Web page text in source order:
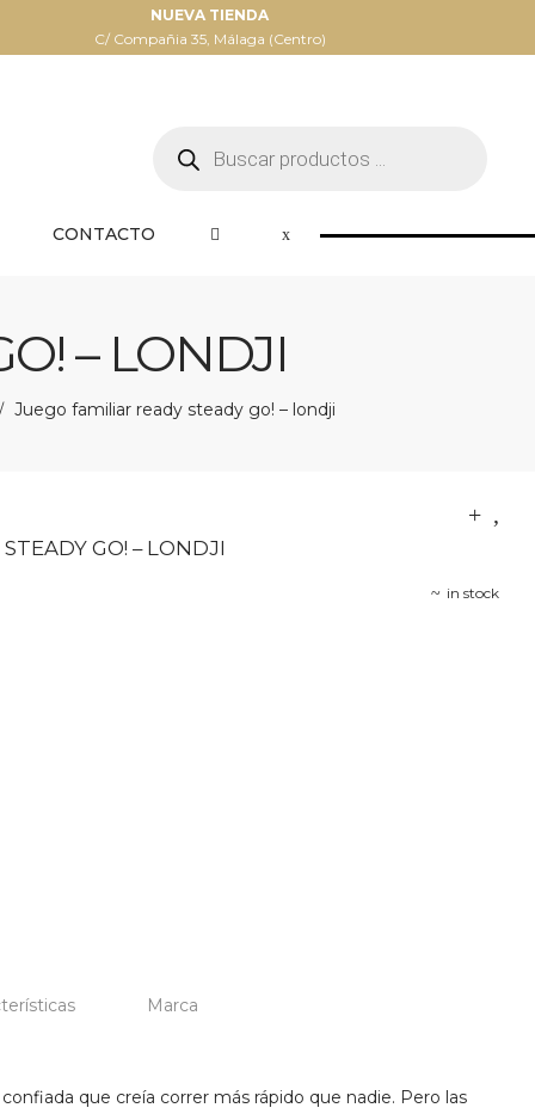
NUEVA TIENDA
C/ Compañia 35, Málaga (Centro)
productos
CONTACTO
– LONDJI
Juego familiar ready steady go! – londji
GO! – LONDJI
in stock
Marca
que creía correr más rápido que nadie. Pero las